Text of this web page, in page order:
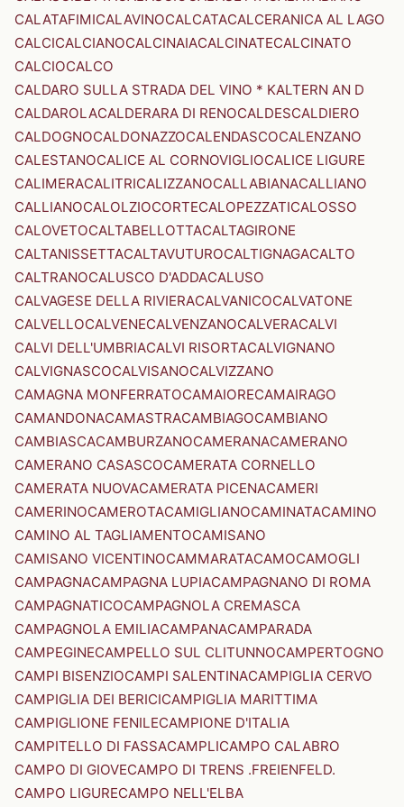
CALATAFIMICALAVINOCALCATACALCERANICA AL LAGO
CALCICALCIANOCALCINAIACALCINATECALCINATO
CALCIOCALCO
CALDARO SULLA STRADA DEL VINO * KALTERN AN D
CALDAROLACALDERARA DI RENOCALDESCALDIERO
CALDOGNOCALDONAZZOCALENDASCOCALENZANO
CALESTANOCALICE AL CORNOVIGLIOCALICE LIGURE
CALIMERACALITRICALIZZANOCALLABIANACALLIANO
CALLIANOCALOLZIOCORTECALOPEZZATICALOSSO
CALOVETOCALTABELLOTTACALTAGIRONE
CALTANISSETTACALTAVUTUROCALTIGNAGACALTO
CALTRANOCALUSCO D'ADDACALUSO
CALVAGESE DELLA RIVIERACALVANICOCALVATONE
CALVELLOCALVENECALVENZANOCALVERACALVI
CALVI DELL'UMBRIACALVI RISORTACALVIGNANO
CALVIGNASCOCALVISANOCALVIZZANO
CAMAGNA MONFERRATOCAMAIORECAMAIRAGO
CAMANDONACAMASTRACAMBIAGOCAMBIANO
CAMBIASCACAMBURZANOCAMERANACAMERANO
CAMERANO CASASCOCAMERATA CORNELLO
CAMERATA NUOVACAMERATA PICENACAMERI
CAMERINOCAMEROTACAMIGLIANOCAMINATACAMINO
CAMINO AL TAGLIAMENTOCAMISANO
CAMISANO VICENTINOCAMMARATACAMOCAMOGLI
CAMPAGNACAMPAGNA LUPIACAMPAGNANO DI ROMA
CAMPAGNATICOCAMPAGNOLA CREMASCA
CAMPAGNOLA EMILIACAMPANACAMPARADA
CAMPEGINECAMPELLO SUL CLITUNNOCAMPERTOGNO
CAMPI BISENZIOCAMPI SALENTINACAMPIGLIA CERVO
CAMPIGLIA DEI BERICICAMPIGLIA MARITTIMA
CAMPIGLIONE FENILECAMPIONE D'ITALIA
CAMPITELLO DI FASSACAMPLICAMPO CALABRO
CAMPO DI GIOVECAMPO DI TRENS .FREIENFELD.
CAMPO LIGURECAMPO NELL'ELBA